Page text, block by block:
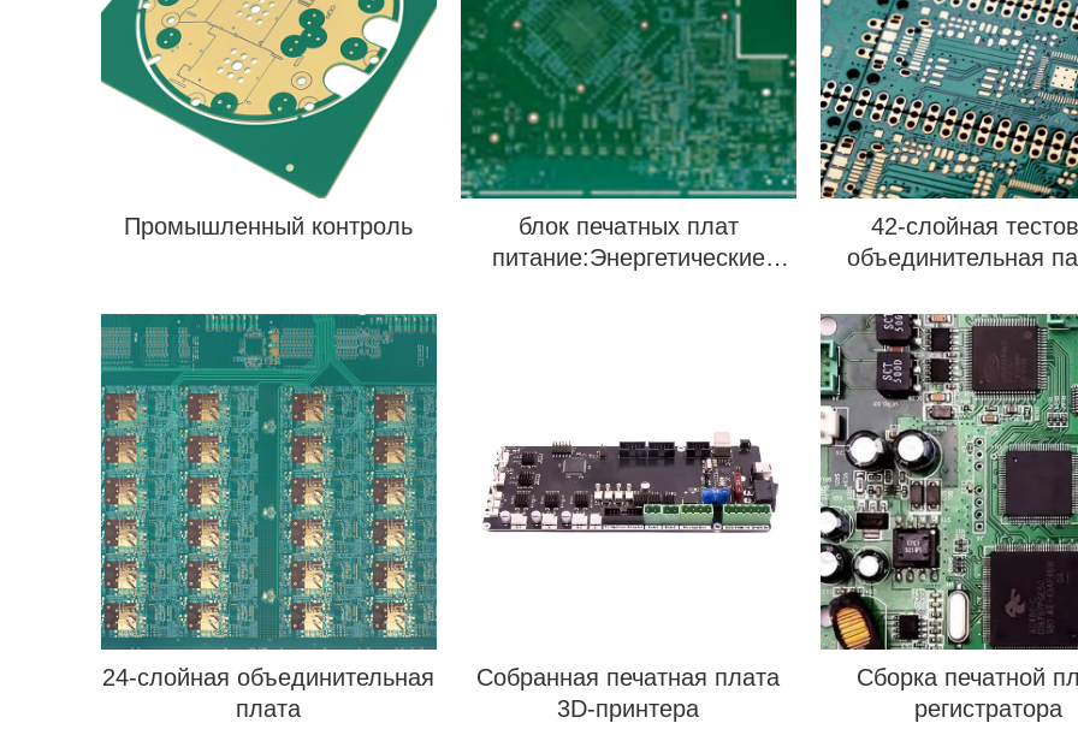
Промышленный контроль
блок печатных плат
питание:Энергетические
42-слойная
объединительная
24-слойная объединительная
плата
Собранная печатная плата
3D-принтера
Сборка печатной
регистратора